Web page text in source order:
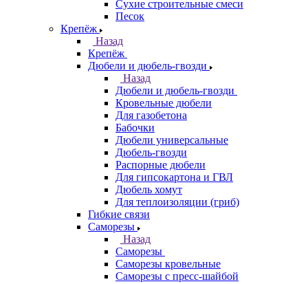
Сухие строительные смеси
Песок
Крепёж
Назад
Крепёж
Дюбели и дюбель-гвозди
Назад
Дюбели и дюбель-гвозди
Кровельные дюбели
Для газобетона
Бабочки
Дюбели универсальные
Дюбель-гвозди
Распорные дюбели
Для гипсокартона и ГВЛ
Дюбель хомут
Для теплоизоляции (гриб)
Гибкие связи
Саморезы
Назад
Саморезы
Саморезы кровельные
Саморезы с пресс-шайбой